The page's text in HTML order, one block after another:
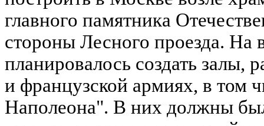
главного памятника
стороны Лесного проезда. На
планировалось создать залы,
и французской армиях, в том
Наполеона". В них должны